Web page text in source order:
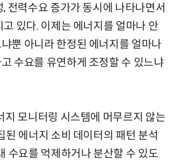
전력수요 증가가 동시에 나타나면서
있다. 이제는 에너지를 얼마나 안
뿐 아니라 한정된 에너지를 얼마나
수요를 유연하게 조정할 수 있느냐
지 모니터링 시스템에 머무르지 않는
된 에너지 소비 데이터의 패턴 분석
수요를 억제하거나 분산할 수 있도